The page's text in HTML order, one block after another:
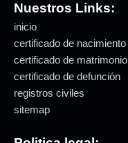
Nuestros Links:
inicio
certificado de nacimiento
certificado de matrimonio
certificado de defunción
registros civiles
sitemap